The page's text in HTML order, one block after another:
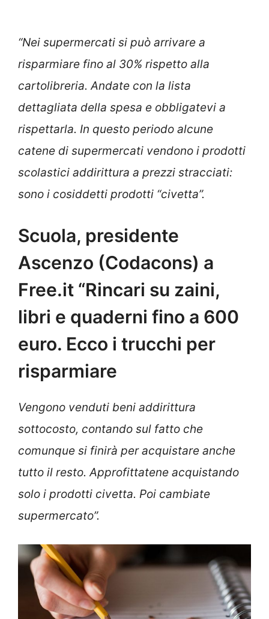
“Nei supermercati si può arrivare a
risparmiare fino al 30% rispetto alla
cartolibreria. Andate con la lista
dettagliata della spesa e obbligatevi a
rispettarla. In questo periodo alcune
catene di supermercati vendono i prodotti
scolastici addirittura a prezzi stracciati:
sono i cosiddetti prodotti “civetta”.
Scuola, presidente
Ascenzo (Codacons) a
Free.it “Rincari su zaini,
libri e quaderni fino a 600
euro. Ecco i trucchi per
risparmiare
Vengono venduti beni addirittura
sottocosto, contando sul fatto che
comunque si finirà per acquistare anche
tutto il resto. Approfittatene acquistando
solo i prodotti civetta. Poi cambiate
supermercato”.